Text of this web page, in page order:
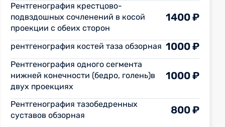
Рентгенография крестцово-
подвздошных сочленений в косой
проекции с обеих сторон
1400 ₽
рентгенография костей таза обзорная 1000 ₽
Рентгенография одного сегмента
нижней конечности (бедро, голень)в
двух проекциях
1000 ₽
Рентгенография тазобедренных
суставов обзорная
800 ₽